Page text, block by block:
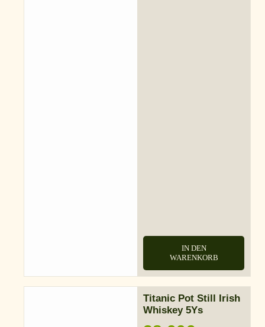
IN DEN
WARENKORB
Titanic Pot Still Irish
Whiskey 5Ys